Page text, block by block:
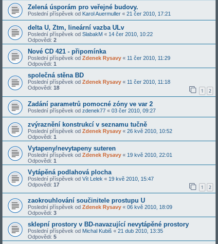
Zelená úsporám pro veřejné budovy.
Poslední příspěvek od Karol Auermuller « 21 čer 2010, 17:21
delta U, Ztm, lineární vazba ULv
Poslední příspěvek od SlabakM « 14 čer 2010, 10:22
Odpovědi: 2
Nové CD 421 - připomínka
Poslední příspěvek od Zdenek Rysavy « 11 čer 2010, 11:29
Odpovědi: 1
společná stěna BD
Poslední příspěvek od Zdenek Rysavy « 11 čer 2010, 11:18
Odpovědi: 18 1 2
Zadání parametrů pomocné zóny ve var 2
Poslední příspěvek od zdenek77 « 03 čer 2010, 09:27
zvýraznění konstrukcí v seznamu tučně
Poslední příspěvek od Zdenek Rysavy « 26 kvě 2010, 10:52
Odpovědi: 1
Vytapeny/nevytapeny suteren
Poslední příspěvek od Zdenek Rysavy « 19 kvě 2010, 22:01
Odpovědi: 1
Vytápěná podlahová plocha
Poslední příspěvek od Vít Lelek « 19 kvě 2010, 15:47
Odpovědi: 17 1 2
zaokrouhlování součinitele prostupu U
Poslední příspěvek od Zdenek Rysavy « 06 kvě 2010, 18:09
Odpovědi: 3
sklepní prostory v BD-navazující nevytápěné prostory
Poslední příspěvek od Michal Kubiš « 21 dub 2010, 13:35
Odpovědi: 5